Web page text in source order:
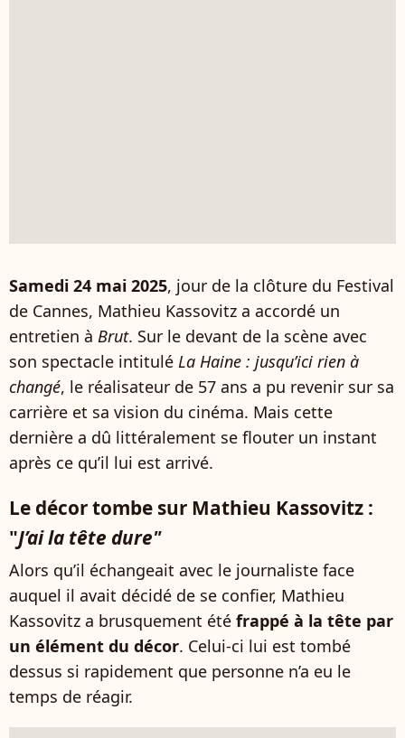
Samedi 24 mai 2025, jour de la clôture du Festival
de Cannes, Mathieu Kassovitz a accordé un
entretien à Brut. Sur le devant de la scène avec
son spectacle intitulé La Haine : jusqu’ici rien à
changé, le réalisateur de 57 ans a pu revenir sur sa
carrière et sa vision du cinéma. Mais cette
dernière a dû littéralement se flouter un instant
après ce qu’il lui est arrivé.
Le décor tombe sur Mathieu Kassovitz :
"J’ai la tête dure"
Alors qu’il échangeait avec le journaliste face
auquel il avait décidé de se confier, Mathieu
Kassovitz a brusquement été frappé à la tête par
un élément du décor. Celui-ci lui est tombé
dessus si rapidement que personne n’a eu le
temps de réagir.